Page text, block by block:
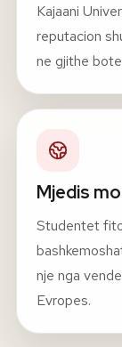
Kajaani
reputacion
ne gjithe
Mjedis
Studentet
nje nga
Evropes.